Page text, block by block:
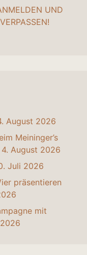
UND
August 2026
Meininger’s
4. August 2026
Juli 2026
präsentieren
mit